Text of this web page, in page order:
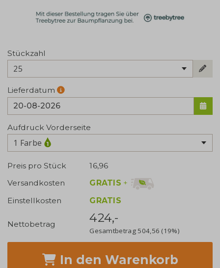
Stückzahl
25
Lieferdatum
Aufdruck Vorderseite
1 Farbe
Preis pro Stück
16,96
Versandkosten
GRATIS +
Einstellkosten
GRATIS
Nettobetrag 424,-
Gesamtbetrag 504,56 (19%)
In den Warenkorb